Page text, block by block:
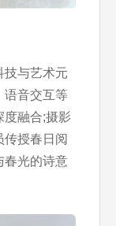
技与艺术元
语音交互等
度融合;摄影
传授春日阅
春光的诗意